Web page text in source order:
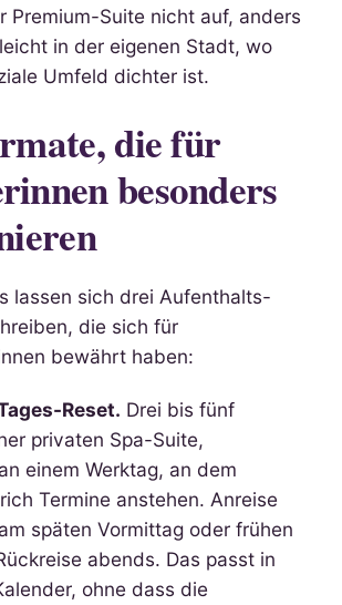
Premium-Suite nicht auf, anders
in der eigenen Stadt, wo
Umfeld dichter ist.
die für
besonders
lassen sich drei Aufenthalts-
die sich für
bewährt haben:
Reset. Drei bis fünf
privaten Spa-Suite,
einem Werktag, an dem
Termine anstehen. Anreise
späten Vormittag oder frühen
abends. Das passt in
ohne dass die